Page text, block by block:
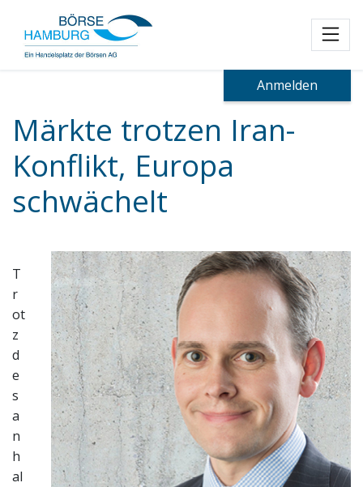
Anmelden
Märkte trotzen Iran-
Konflikt, Europa
schwächelt
T
r
ot
z
d
e
s
a
n
h
al